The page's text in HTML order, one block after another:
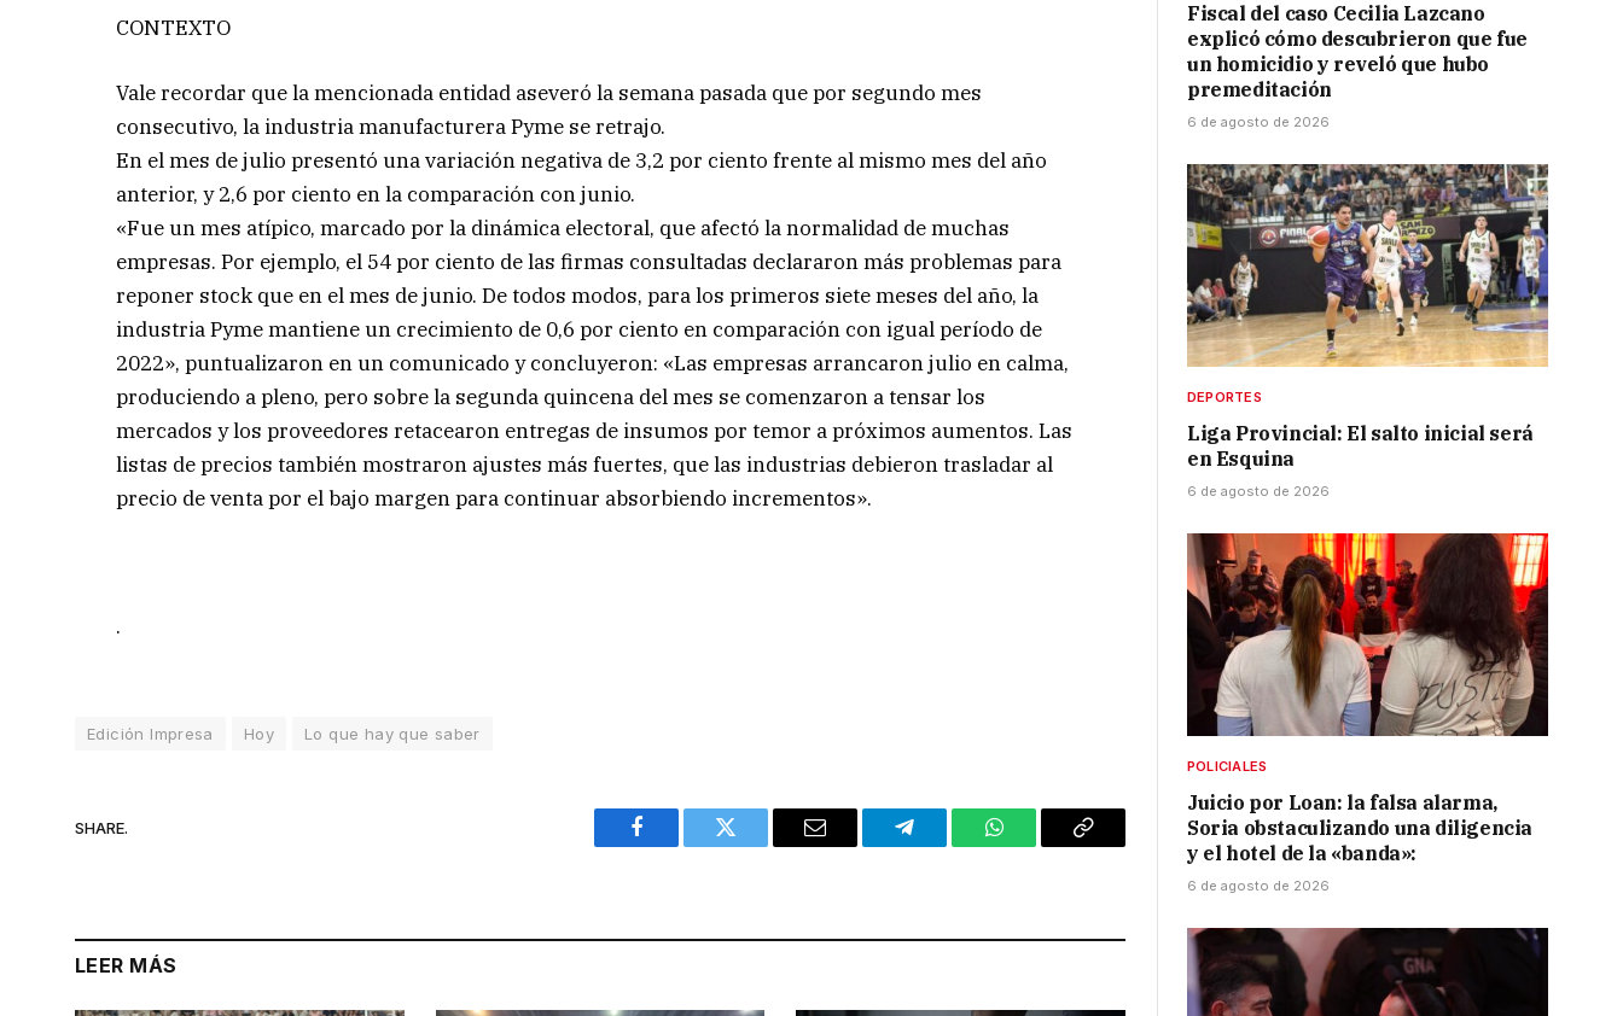
CONTEXTO
Vale recordar que la mencionada entidad aseveró la semana pasada que por segundo mes
consecutivo, la industria manufacturera Pyme se retrajo.
En el mes de julio presentó una variación negativa de 3,2 por ciento frente al mismo mes del año
anterior, y 2,6 por ciento en la comparación con junio.
«Fue un mes atípico, marcado por la dinámica electoral, que afectó la normalidad de muchas
empresas. Por ejemplo, el 54 por ciento de las firmas consultadas declararon más problemas para
reponer stock que en el mes de junio. De todos modos, para los primeros siete meses del año, la
industria Pyme mantiene un crecimiento de 0,6 por ciento en comparación con igual período de
2022», puntualizaron en un comunicado y concluyeron: «Las empresas arrancaron julio en calma,
produciendo a pleno, pero sobre la segunda quincena del mes se comenzaron a tensar los
mercados y los proveedores retacearon entregas de insumos por temor a próximos aumentos. Las
listas de precios también mostraron ajustes más fuertes, que las industrias debieron trasladar al
precio de venta por el bajo margen para continuar absorbiendo incrementos».
.
Edición Impresa Hoy Lo que hay que saber
SHARE.
Facebook Twitter Email Telegram WhatsAppCopy
LEER MÁS
Fiscal del caso Cecilia Lazcano
explicó cómo descubrieron que fue
un homicidio y reveló que hubo
premeditación
6 de agosto de 2026
DEPORTES
Liga Provincial: El salto inicial será
en Esquina
6 de agosto de 2026
POLICIALES
Juicio por Loan: la falsa alarma,
Soria obstaculizando una diligencia
y el hotel de la «banda»:
6 de agosto de 2026